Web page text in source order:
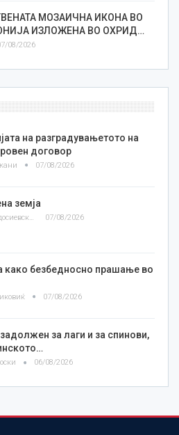
МОЗАИЧНА ИКОНА ВО
ИЗЛОЖЕНА ВО ОХРИД…
08/2026
на разградувањетото на
договор
07/08/2026
земја
Златко Теодосиевски 07/08/2026
како безбедносно прашање во
07/08/2026
за лаги и за спинови,
06/08/2026